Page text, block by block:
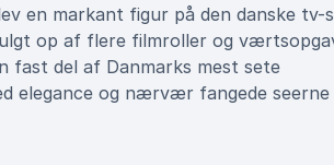
en markant figur på den danske tv-
op af flere filmroller og
fast del af Danmarks mest sete
elegance og nærvær fangede seerne